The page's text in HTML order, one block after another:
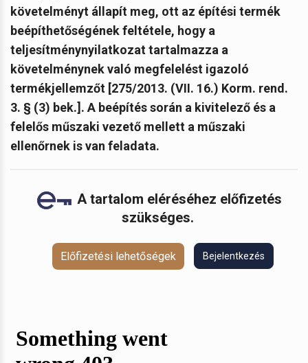
követelményt állapít meg, ott az építési termék
beépíthetőségének feltétele, hogy a
teljesítménynyilatkozat tartalmazza a
követelménynek való megfelelést igazoló
termékjellemzőt [275/2013. (VII. 16.) Korm. rend.
3. § (3) bek.]. A beépítés során a kivitelező és a
felelős műszaki vezető mellett a műszaki
ellenőrnek is van feladata.
A tartalom eléréséhez előfizetés
szükséges.
Előfizetési lehetőségek Bejelentkezés